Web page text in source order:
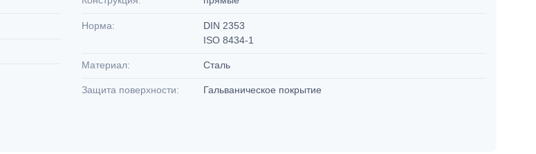
Норма:
DIN 2353
ISO 8434-1
Материал: Сталь
Защита поверхности: Гальваническое покрытие